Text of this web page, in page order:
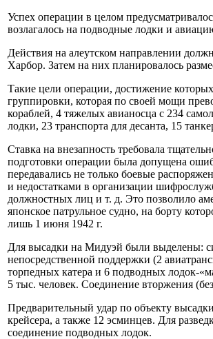
Успех операции в целом
возлагалось на подводные лодки и
Действия на алеутском направлении
Харбор. Затем на них планировалось
Такие цели операции, достижение
группировки, которая по своей мощи
кораблей, 4 тяжелых авианосца с 234
лодки, 23 транспорта для десанта, 15
Ставка на внезапность требовала
подготовки операции была допущена
передавались не только боевые
и недостатками в организации
должностных лиц и т. д. Это позволило
японское патрульное судно, на борту
лишь 1 июня 1942 г.
Для высадки на Мидуэй были выделены:
непосредственной поддержки (2
торпедных катера и 6 подводных лодок-
5 тыс. человек. Соединение вторжения
Предварительный удар по объекту
крейсера, а также 12 эсминцев. Для
соединение подводных лодок.